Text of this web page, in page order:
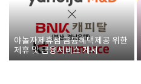
야놀자제휴점 금융혜택제공 위한
제휴 및 금융서비스 게시